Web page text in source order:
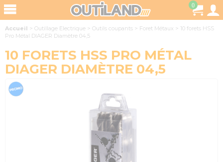
0
Accueil > Outillage Electrique > Outils coupants > Foret Métaux > 10 forets HSS
Pro Métal DIAGER Diamètre 04,5
10 FORETS HSS PRO MÉTAL
DIAGER DIAMÈTRE 04,5